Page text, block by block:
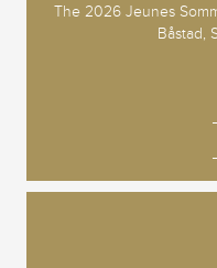
The 2026 Jeunes
Båstad,